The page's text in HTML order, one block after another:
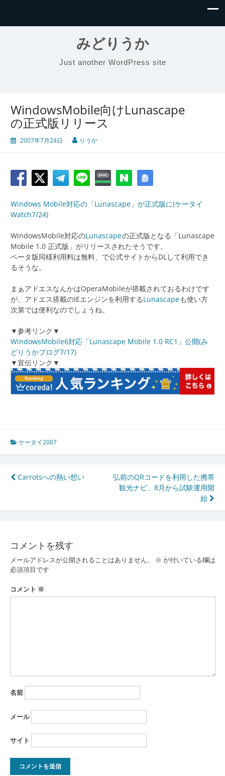
みどりうか
Just another WordPress site
WindowsMobile向けLunascape
の正式版リリース
2007年7月24日 りうか
Windows Mobile対応の「Lunascape」が正式版に(ケータイ
Watch7/24)
WindowsMobile対応のLunascapeの正式版となる「Lunascape
Mobile 1.0 正式版」がリリースされたそうです。
ベータ版同様利用料は無料、で公式サイトからDLして利用でき
るそうな。
まぁアドエスなんかはOperaMobileが搭載されておるわけです
が、アドエス搭載のIEエンジンを利用するLunascapeも使い方
次第では便利なのでしょうね。
▼参考リンク▼
WindowsMobile6対応「Lunascape Mobile 1.0 RC1」公開(み
どりうかブログ7/17)
▼宣伝リンク▼
ケータイ2007
投
ナ
ゲ
ー
シ
ョ
Carrotsへの熱い想い
弘前のQRコードを利用した携帯
観光ナビ、8月から試験運用開
始
コメントを残す
メールアドレスが公開されることはありません。 ※ が付いている欄は
必須項目です
コメント ※
名前
メール
サイト